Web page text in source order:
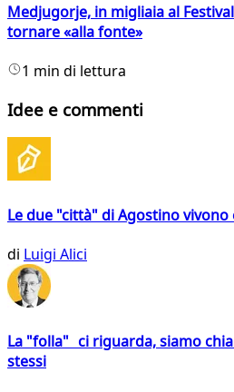
Medjugorje, in migliaia al
tornare «alla fonte»
1 min di lettura
Idee e commenti
Le due "città" di Agostino
di Luigi Alici
La "folla" ci riguarda, siamo
stessi